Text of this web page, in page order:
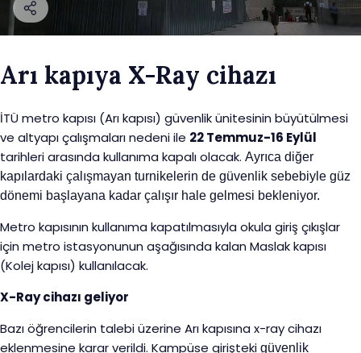
Arı kapıya X-Ray cihazı
İTÜ metro kapısı (Arı kapısı) güvenlik ünitesinin büyütülmesi
ve altyapı çalışmaları nedeni ile 22 Temmuz-16 Eylül
tarihleri arasında kullanıma kapalı olacak. Ayrıca diğer
kapılardaki çalışmayan turnikelerin de güvenlik sebebiyle güz
dönemi başlayana kadar çalışır hale gelmesi bekleniyor.
Metro kapısının kullanıma kapatılmasıyla okula giriş çıkışlar
için metro istasyonunun aşağısında kalan Maslak kapısı
(Kolej kapısı) kullanılacak.
X-Ray cihazı geliyor
Bazı öğrencilerin talebi üzerine Arı kapısına x-ray cihazı
eklenmesine karar verildi. Kampüse girişteki güvenlik